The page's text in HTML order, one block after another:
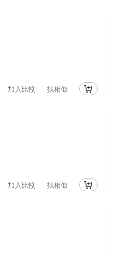
加入比較 找相似
加入比較 找相似